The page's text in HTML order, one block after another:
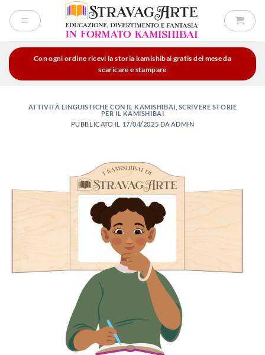
Con ogni ordine ricevi la storia kamishibai gratis del mese da
scaricare e stampare
ATTIVITÀ LINGUISTICHE CON IL KAMISHIBAI SCRIVERE STORIE
PER IL KAMISHIBAI
PUBBLICATO IL
17/04/2025 DA ADMIN